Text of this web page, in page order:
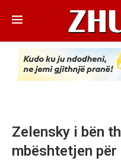
Zelensky i bën
mbështetjen për